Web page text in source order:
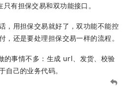
只有担保交易和双功能接口。
，用担保交易就好了，双功能不能控
，还是要处理担保交易一样的流程。
的事情不多：生成 url、发货、校验
自己的业务代码。